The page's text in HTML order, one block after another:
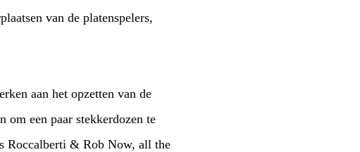
van de platenspelers,
aan het opzetten van de
een paar stekkerdozen te
Roccalberti & Rob Now, all the